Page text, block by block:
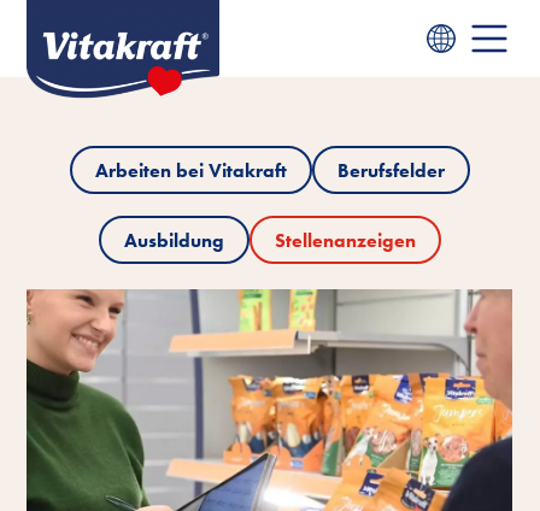
Arbeiten bei Vitakraft Berufsfelder
Ausbildung Stellenanzeigen